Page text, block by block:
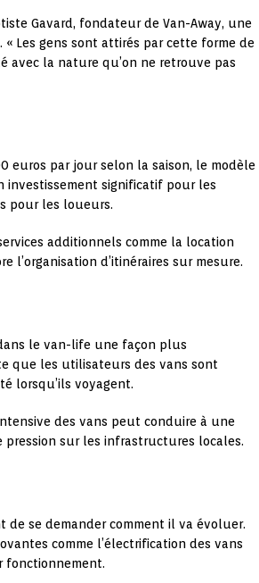
Gavard, fondateur de Van-Away, une
Les gens sont attirés par cette forme de
avec la nature qu’on ne retrouve pas
euros par jour selon la saison, le modèle
investissement significatif pour les
pour les loueurs.
additionnels comme la location
l’organisation d’itinéraires sur mesure.
le van-life une façon plus
que les utilisateurs des vans sont
lorsqu’ils voyagent.
des vans peut conduire à une
sur les infrastructures locales.
de se demander comment il va évoluer.
comme l’électrification des vans
fonctionnement.